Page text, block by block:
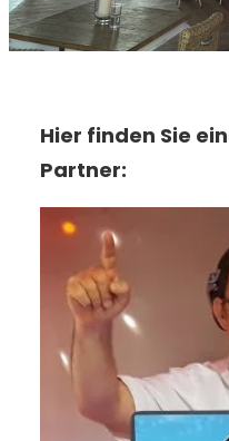
Hier finden Sie
Partner: